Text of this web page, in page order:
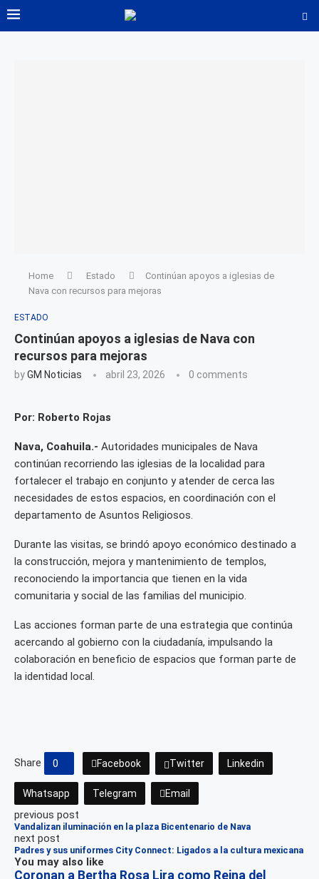
Home Estado
Continúan apoyos a iglesias de
Nava con recursos para mejoras
ESTADO
Continúan apoyos a iglesias de Nava con
recursos para mejoras
byGM Noticias abril 23, 2026 0 comments
Por: Roberto Rojas
Nava, Coahuila.- Autoridades municipales de Nava
continúan recorriendo las iglesias de la localidad para
fortalecer el trabajo en conjunto y atender de cerca las
necesidades de estos espacios, en coordinación con el
departamento de Asuntos Religiosos.
Durante las visitas, se brindó apoyo económico destinado a
la construcción, mejora y mantenimiento de templos,
reconociendo la importancia que tienen en la vida
comunitaria y social de las familias del municipio.
Las acciones forman parte de una estrategia que continúa
acercando al gobierno con la ciudadanía, impulsando la
colaboración en beneficio de espacios que forman parte de
la identidad local.
Share 0 Facebook Twitter Linkedin
Whatsapp Telegram Email
previous post
Vandalizan iluminación en la plaza Bicentenario de Nava
next post
Padres y sus uniformes City Connect: Ligados a la cultura mexicana
You may also like
Coronan a Bertha Rosa Lira como Reina del